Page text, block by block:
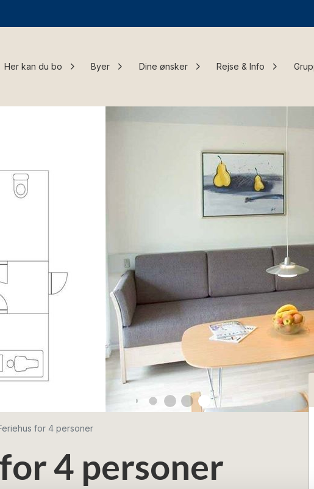
Her kan du bo Byer Dine ønsker Rejse & Info
for 4 personer
4 personer